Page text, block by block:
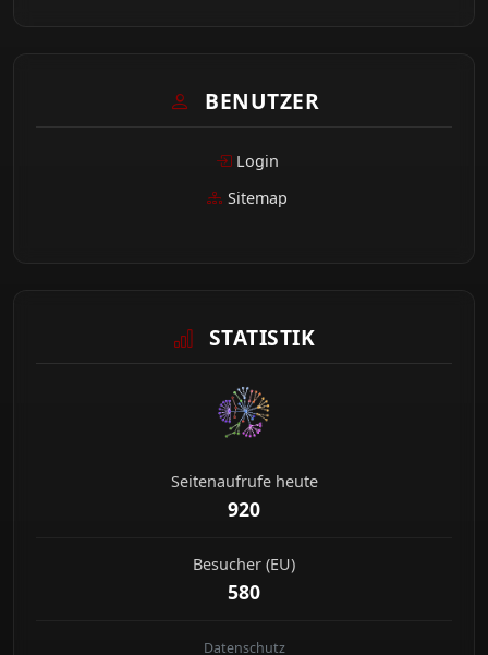
BENUTZER
Login
Sitemap
STATISTIK
Seitenaufrufe heute
920
Besucher (EU)
580
Datenschutz